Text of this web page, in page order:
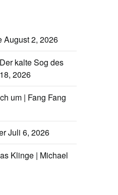
August 2, 2026
kalte Sog des
2026
um | Fang Fang
Juli 6, 2026
Klinge | Michael